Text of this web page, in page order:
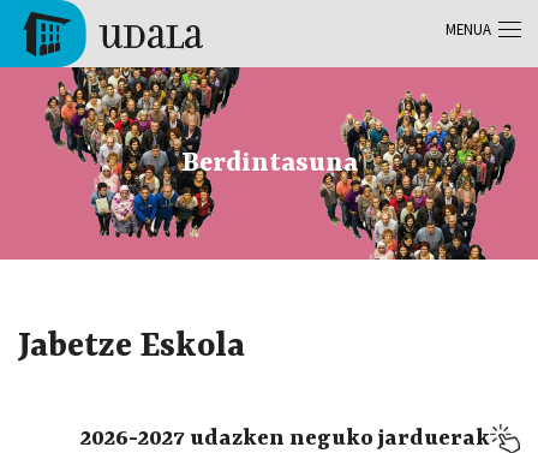
Skip to main content
Tolosa
Berdintasuna
Jabetze Eskola
2026-2027 udazken neguko jarduerak
MENUA